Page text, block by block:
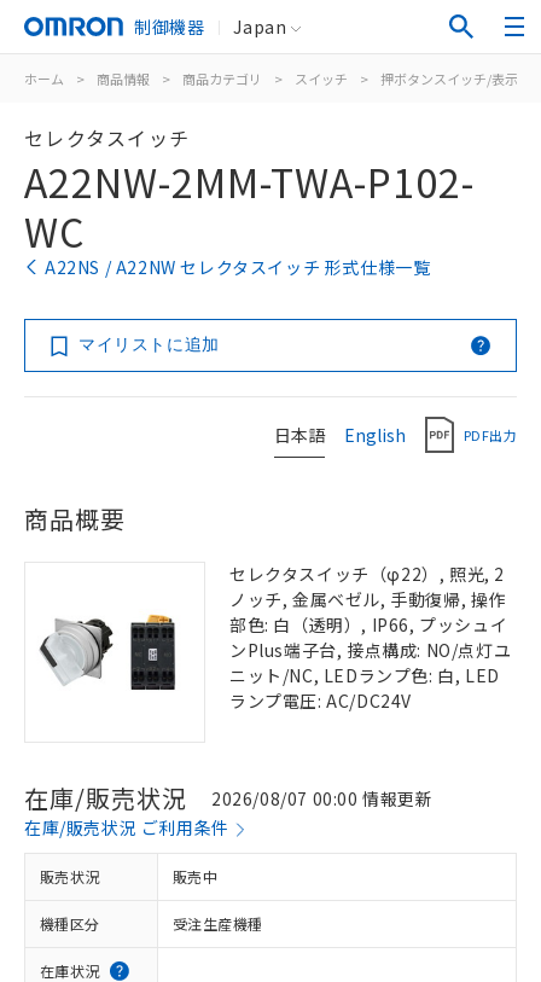
制御機器 Japan
ホーム > 商品情報 > 商品カテゴリ > スイッチ > 押ボタンスイッチ/表示灯
セレクタスイッチ
A22NW-2MM-TWA-P102-
WC
A22NS / A22NW セレクタスイッチ 形式仕様一覧
マイリストに追加
日本語 English PDF出力
商品概要
セレクタスイッチ（φ22）, 照光, 2
ノッチ, 金属ベゼル, 手動復帰, 操作
部色: 白（透明）, IP66, プッシュイ
ンPlus端子台, 接点構成: NO/点灯ユ
ニット/NC, LEDランプ色: 白, LED
ランプ電圧: AC/DC24V
在庫/販売状況
2026/08/07 00:00 情報更新
在庫/販売状況 ご利用条件
販売状況 販売中
機種区分 受注生産機種
在庫状況